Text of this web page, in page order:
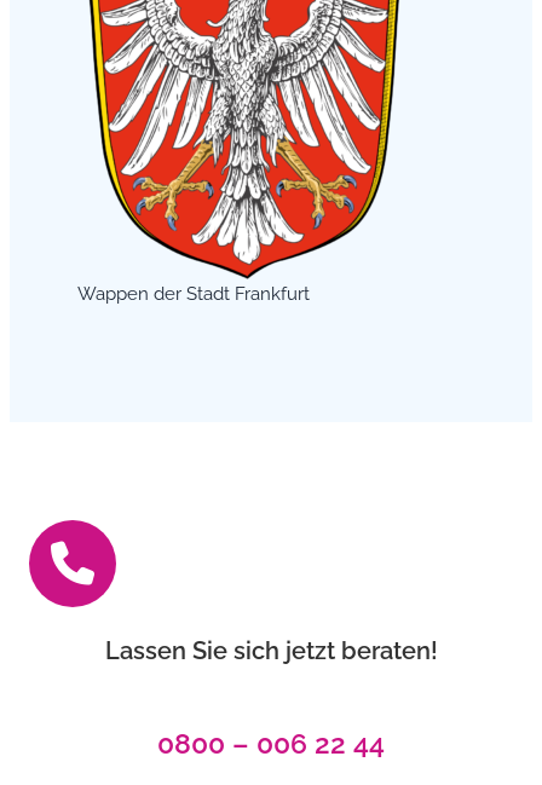
Wappen der Stadt Frankfurt
Lassen Sie sich jetzt beraten!
0800 – 006 22 44